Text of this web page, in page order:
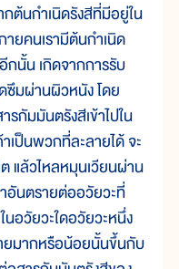
ต้นกำเนิดรังสีที่มีอยู่ใน
ยคนเรามีต้นกำเนิด
กนั้น เกิดจากการรับ
ซึมผ่านผิวหนัง โดย
กัมมันตรังสีเข้าไปใน
เป็นพวกที่ละลายได้ จะ
แล้วไหลหมุนเวียนผ่าน
อันตรายต่ออวัยวะที่
อวัยวะใดอวัยวะหนึ่ง
ยมากหรือน้อยนั้นขึ้นกับ